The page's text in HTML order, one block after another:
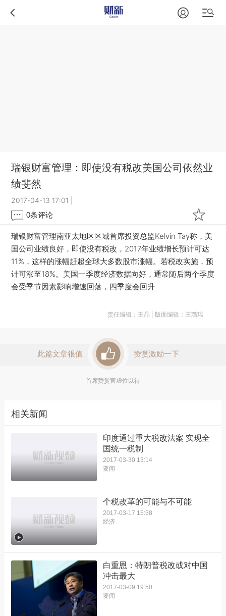
瑞银财富管理：即使没有税改美国公司依然业
绩斐然
2017-04-13 17:01
0条评论
瑞银财富管理南亚太地区区域首席投资总监Kelvin Tay称，美
国公司业绩良好，即使没有税改，2017年业绩增长预计可达
11%，这样的涨幅赶超全球大多数股市涨幅。若税改实施，预
计可涨至18%。美国一季度经济数据向好，通常随后两个季度
会受季节因素影响增速回落，四季度会回升
责任编辑：王晶 | 版面编辑：王璐瑶
此篇文章很值 赞赏激励一下
首席赞赏官虚位以待
相关新闻
印度通过重大税改法案 实现全
国统一税制
2017-03-30 13:14
要闻
个税改革的可能与不可能
2017-03-17 15:58
经济
白重恩：特朗普税改或对中国
冲击最大
2017-03-09 19:50
要闻